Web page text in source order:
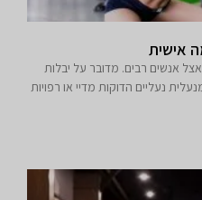
אישית
אנשים רבים. מדובר על יבלות
נעליים הדוקות מדיי או רפויות